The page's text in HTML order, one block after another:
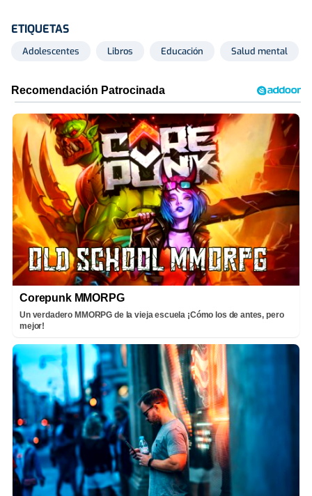
ETIQUETAS
Adolescentes Libros Educación Salud mental
Corepunk MMORPG
Un verdadero MMORPG de la vieja escuela ¡Cómo los de antes, pero
mejor!